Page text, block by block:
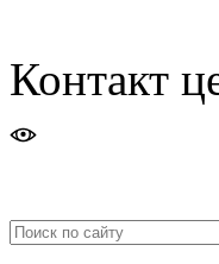
Контакт